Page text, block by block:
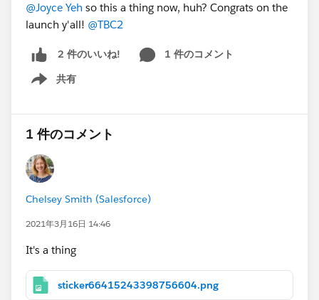
@Joyce Yeh so this a thing now, huh? Congrats on the
launch y'all! @TBC2
2 件のいいね!
1 件のコメント
共有
Show menu
1 件のコメント
Chelsey Smith (Salesforce)
2021年3月16日 14:46
It's a thing
sticker66415243398756604.png